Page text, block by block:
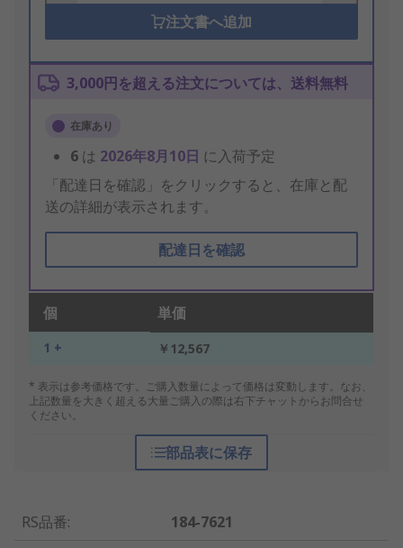
注文書へ追加
3,000円を超える注文については、送料無料
在庫あり
6 は 2026年8月10日 に入荷予定
「配達日を確認」をクリックすると、在庫と配
送の詳細が表示されます。
配達日を確認
個 単価
1 + ￥12,567
* 表示は参考価格です。ご購入数量によって価格は変動します。なお、
上記数量を大きく超える大量ご購入の際は右下チャットからお問合せ
ください。
部品表に保存
RS品番:
184-7621